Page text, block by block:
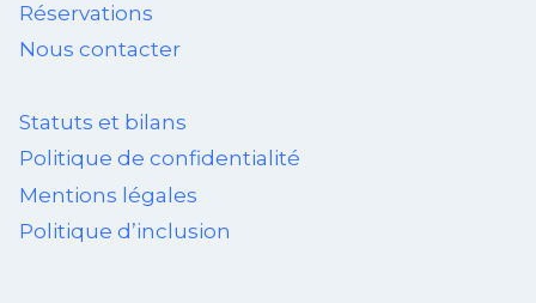
Réservations
Nous contacter
Statuts et bilans
Politique de confidentialité
Mentions légales
Politique d’inclusion